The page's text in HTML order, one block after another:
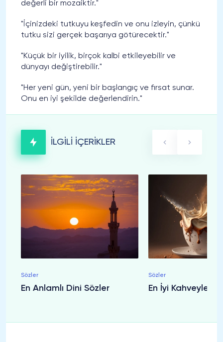
değerli bir mozaiktir."
"İçinizdeki tutkuyu keşfedin ve onu izleyin, çünkü
tutku sizi gerçek başarıya götürecektir."
"Küçük bir iyilik, birçok kalbi etkileyebilir ve
dünyayı değiştirebilir."
"Her yeni gün, yeni bir başlangıç ve fırsat sunar.
Onu en iyi şekilde değerlendirin."
İLGİLİ İÇERİKLER
Sözler
En Anlamlı Dini Sözler
Sözler
En İyi Kahveyle